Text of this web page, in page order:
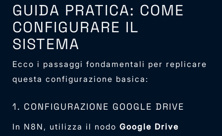
GUIDA PRATICA: COME
CONFIGURARE IL
SISTEMA
Ecco i passaggi fondamentali per replicare
questa configurazione basica:
1. CONFIGURAZIONE GOOGLE DRIVE
In N8N, utilizza il nodo Google Drive